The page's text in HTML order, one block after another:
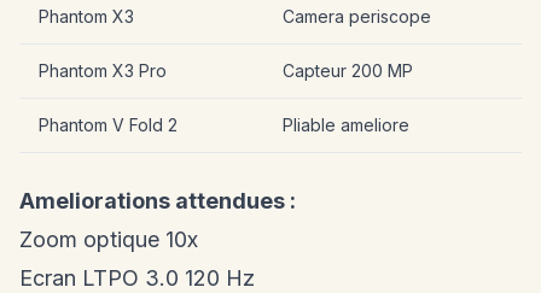
Phantom X3 Camera periscope
Phantom X3 Pro Capteur 200 MP
Phantom V Fold 2 Pliable ameliore
Ameliorations attendues :
Zoom optique 10x
Ecran LTPO 3.0 120 Hz